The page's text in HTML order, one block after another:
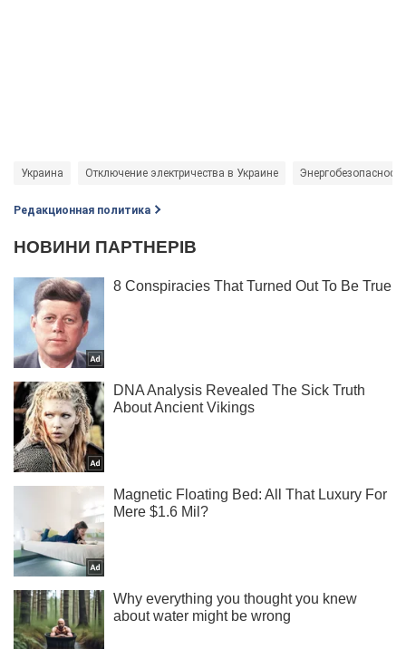
Украина Отключение электричества в Украине Энергобезопасность
Редакционная политика